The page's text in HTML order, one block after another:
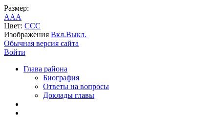
Размер:
AAA
Цвет: CCC
Изображения Вкл.Выкл.
Обычная версия сайта
Войти
Глава района
Биография
Ответы на вопросы
Доклады главы